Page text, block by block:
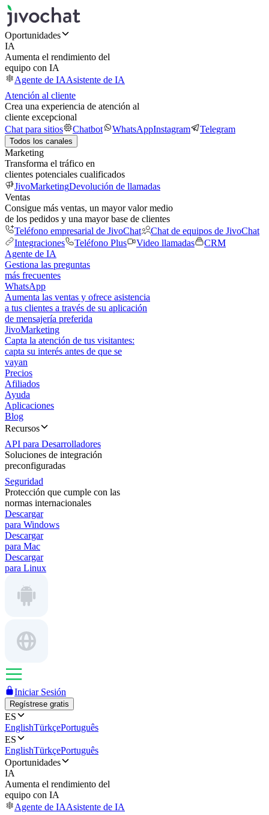
Oportunidades
IA
Aumenta el rendimiento del
equipo con IA
Agente de IAAsistente de IA
Atención al cliente
Crea una experiencia de atención al
cliente excepcional
Chat para sitios
Chatbot WhatsAppInstagram Telegram
Todos los canales
Marketing
Transforma el tráfico en
clientes potenciales cualificados
JivoMarketingDevolución de llamadas
Ventas
Consigue más ventas, un mayor valor medio
de los pedidos y una mayor base de clientes
Teléfono empresarial de JivoChat
Chat de equipos de JivoChat
Integraciones
Teléfono Plus Video llamadas
CRM
Agente de IA
Gestiona las preguntas
más frecuentes
WhatsApp
Aumenta las ventas y ofrece asistencia
a tus clientes a través de su aplicación
de mensajería preferida
JivoMarketing
Capta la atención de tus visitantes:
capta su interés antes de que se
vayan
Precios
Afiliados
Ayuda
Aplicaciones
Blog
Recursos
API para Desarrolladores
Soluciones de integración
preconfiguradas
Seguridad
Protección que cumple con las
normas internacionales
Descargar
para Windows
Descargar
para Mac
Descargar
para Linux
Iniciar Sesión
Regístrese gratis
ES
EnglishTürkçePortuguês
ES
EnglishTürkçePortuguês
Oportunidades
IA
Aumenta el rendimiento del
equipo con IA
Agente de IAAsistente de IA